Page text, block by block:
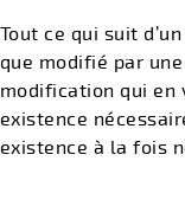
Tout ce qui suit
que modifié par
modification qui en
existence
existence à la fois